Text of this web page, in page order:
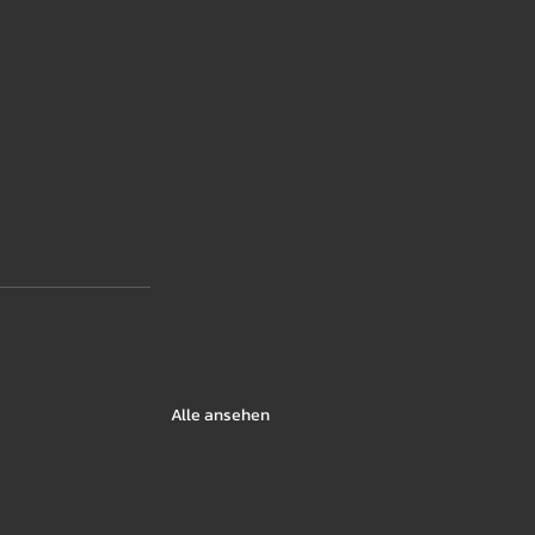
Alle ansehen